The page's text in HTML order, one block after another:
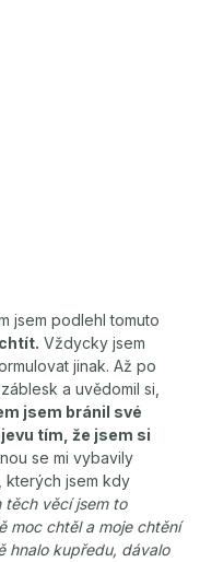
jsem podlehl tomuto
Vždycky jsem
jinak. Až po
a uvědomil si,
jsem bránil své
tím, že jsem si
se mi vybavily
kterých jsem kdy
těch věcí jsem to
moc chtěl a moje chtění
hnalo kupředu, dávalo